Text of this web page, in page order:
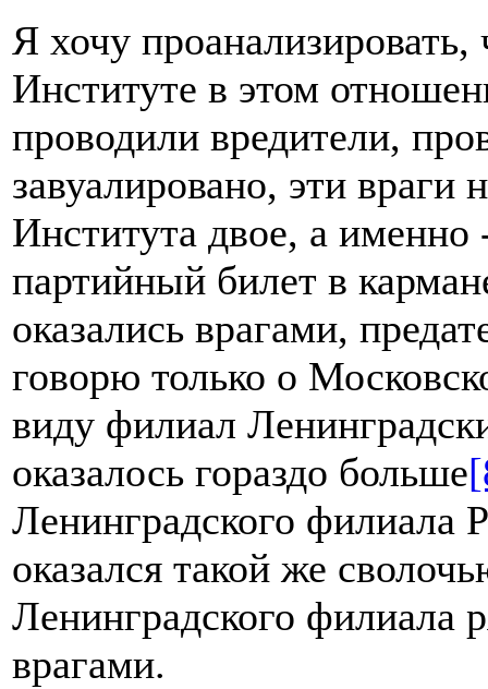
Я хочу
Институте в этом
проводили вредители,
завуалировано, эти враги
Института двое, а
партийный билет в
оказались врагами,
говорю только о
виду филиал
оказалось гораздо больше
Ленинградского филиала
оказался такой же
Ленинградского филиала
врагами.